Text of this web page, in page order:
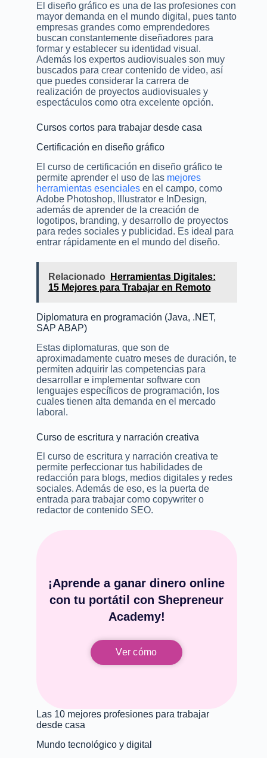
El diseño gráfico es una de las profesiones con
mayor demanda en el mundo digital, pues tanto
empresas grandes como emprendedores
buscan constantemente diseñadores para
formar y establecer su identidad visual.
Además los expertos audiovisuales son muy
buscados para crear contenido de video, así
que puedes considerar la carrera de
realización de proyectos audiovisuales y
espectáculos como otra excelente opción.
Cursos cortos para trabajar desde casa
Certificación en diseño gráfico
El curso de certificación en diseño gráfico te
permite aprender el uso de las mejores
herramientas esencialesen el campo, como
Adobe Photoshop, Illustrator e InDesign,
además de aprender de la creación de
logotipos, branding, y desarrollo de proyectos
para redes sociales y publicidad. Es ideal para
entrar rápidamente en el mundo del diseño.
Relacionado
Herramientas Digitales:
15 Mejores para Trabajar en Remoto
Diplomatura en programación (Java, .NET,
SAP ABAP)
Estas diplomaturas, que son de
aproximadamente cuatro meses de duración, te
permiten adquirir las competencias para
desarrollar e implementar software con
lenguajes específicos de programación, los
cuales tienen alta demanda en el mercado
laboral.
Curso de escritura y narración creativa
El curso de escritura y narración creativa te
permite perfeccionar tus habilidades de
redacción para blogs, medios digitales y redes
sociales. Además de eso, es la puerta de
entrada para trabajar como copywriter o
redactor de contenido SEO.
¡Aprende a ganar dinero online
con tu portátil con Shepreneur
Academy!
Ver cómo
Las 10 mejores profesiones para trabajar
desde casa
Mundo tecnológico y digital